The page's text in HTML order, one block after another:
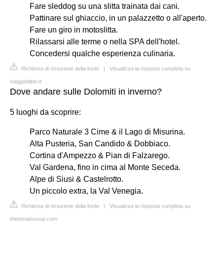
Fare sleddog su una slitta trainata dai cani.
Pattinare sul ghiaccio, in un palazzetto o all'aperto.
Fare un giro in motoslitta.
Rilassarsi alle terme o nella SPA dell'hotel.
Concedersi qualche esperienza culinaria.
Richiesta di rimozione della fonte | Visualizza la risposta completa su
viaggiadipiu.it
Dove andare sulle Dolomiti in inverno?
5 luoghi da scoprire:
Parco Naturale 3 Cime & il Lago di Misurina.
Alta Pusteria, San Candido & Dobbiaco.
Cortina d'Ampezzo & Pian di Falzarego.
Val Gardena, fino in cima al Monte Seceda.
Alpe di Siusi & Castelrotto.
Un piccolo extra, la Val Venegia.
Richiesta di rimozione della fonte | Visualizza la risposta completa su
thetomatosoup.com